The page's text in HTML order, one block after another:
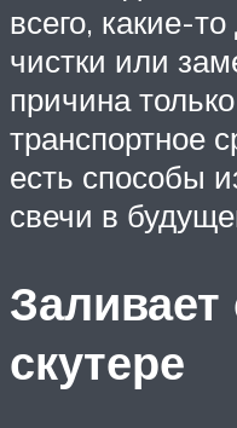
всего, какие-
чистки или
причина
транспортное
есть способы
свечи в
Заливает
скутере